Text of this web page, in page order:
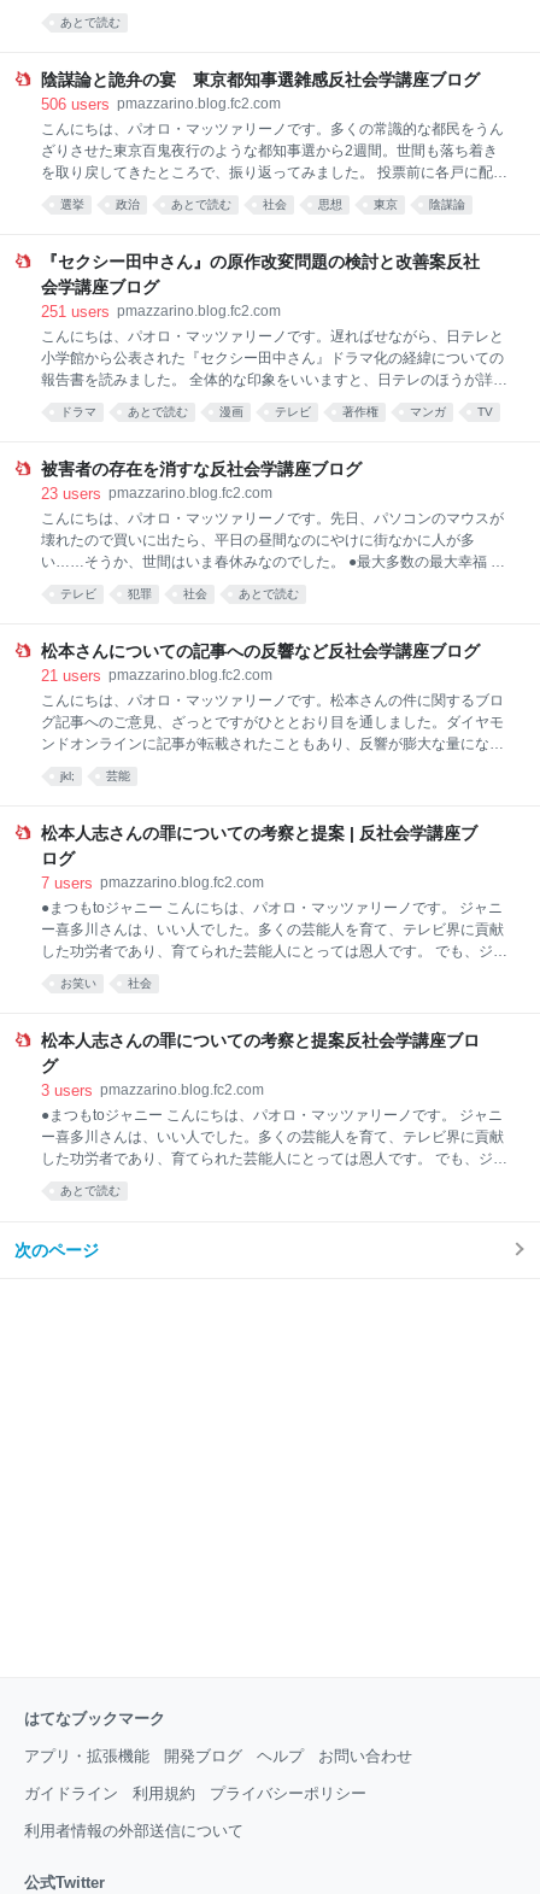
力者は罪を犯しても裁判で無罪になってしまうとか、ネットで陰謀論を
発信するヒーローだとか、トランプとその狂信者たちの暴走でディスト
もトランプ信者はこのドラマを観ても、自分たちがイジられてるって気
づかないのでしょうか？ まさか、トランプに熱狂的な声援を送るのと
同じ感覚で、極悪ヒーロー・ホームランダーを熱烈に応援してるのだろ
うかと思って調べたら、そのまさかでした。ホントにホームランダーを
ヒーロー視してる視聴者がけっこういるんです。風刺を理解できない視
ことですね。今後は「CM上の
あとで読む
陰謀論と詭弁の宴 東京都知事選雑感反社会学講座ブログ
506 users pmazzarino.blog.fc2.com
こんにちは、パオロ・マッツァリーノです。多くの常識的な都民をうん
ざりさせた東京百鬼夜行のような都知事選から2週間。世間も落ち着き
を取り戻してきたところで、振り返ってみました。 投票前に各戸に配ら
れた選挙公報は、過去最多56人の候補者の主義主張が満載されたぶ厚い
ものでした。主張の9割はイカれたたわごとなので、すべて目を通すの
思想を自由に発表できる闇の文化祭かなんかだと思ってるんでしょう
か。 知事というのは、いうなれば都道府県の雇われ経営者みたいなもの
です。県政全体に目を配り、舵取りをする能力・資質が求められるの
ん。都政とまったく関係ない個人的な主義主張を叫ばれても迷惑なだ
け。 通常であれば、公言したらクソミソにけなされるような愚論や陰謀
論を、政治的主張という大義名分を
選挙 政治 あとで読む 社会 思想 東京 陰謀論
『セクシー田中さん』の原作改変問題の検討と改善案反社
会学講座ブログ
251 users pmazzarino.blog.fc2.com
こんにちは、パオロ・マッツァリーノです。遅ればせながら、日テレと
小学館から公表された『セクシー田中さん』ドラマ化の経緯についての
報告書を読みました。 全体的な印象をいいますと、日テレのほうが詳細
ですし（総文字数だと小学館版は日テレ版の3分の2くらい）、自分たち
にとって有利なことも不利なことも併記しようとする姿勢が見られま
と担当社員に不利なことをなるべく書かないよう配慮してるような印象
を受けます。 ネット上では日テレのほうを強く批判する声が多いようで
すが、批判されることを覚悟の上で自分たちに不利になる証言も載せた
のだから、当然の反応でしょう。報告書とは本来、事実関係をあきらか
にするために作られるものだから、それでいいんです。保身のために、
ネをしなかっただけでも評価す
ドラマ あとで読む 漫画 テレビ 著作権 マンガ TV
被害者の存在を消すな反社会学講座ブログ
23 users pmazzarino.blog.fc2.com
こんにちは、パオロ・マッツァリーノです。先日、パソコンのマウスが
壊れたので買いに出たら、平日の昼間なのにやけに街なかに人が多
い……そうか、世間はいま春休みなのでした。 ●最大多数の最大幸福 1
月末にアップして反響を呼んだ記事「松本人志さんの罪についての考察
と提案」のなかで私は、大衆なんてのは薄情なものだから、1年も経た
た。 1年どころか、騒動勃発から2か月も経たぬうちに、早くもそれが現
実になってしまいました。テレビ界もお笑い界も何事もなかったかのよ
うに通常営業を続けてます。私はもともと松本さんの出演番組をほとん
ど見てなかったので、テレビが急につまらなくなったとは全然思いませ
ん。実際、松本さんが出なくなって視聴率が下がった番組はほとんどな
まったし、多くの視聴者はそれ
テレビ 犯罪 社会 あとで読む
松本さんについての記事への反響など反社会学講座ブログ
21 users pmazzarino.blog.fc2.com
こんにちは、パオロ・マッツァリーノです。松本さんの件に関するブロ
グ記事へのご意見、ざっとですがひととおり目を通しました。ダイヤモ
ンドオンラインに記事が転載されたこともあり、反響が膨大な量になっ
てしまったので読みこぼしてしまったご意見も多いと思います。私はツ
イッターを熱心にチェックしてないので。 松本さんには「信者」といわ
的なことを書けば叩かれるのは承知の上で、ブログに記事を公開したん
です。 でもフタを開けたら、私に賛意を表してくれるかたが圧倒的に多
かったので、安心したというか、意外だったというか。私と同じような
でしょう。 なお、私はツイッター上で何かに答えることはしてません。
これまでも寄せられたご意見にはときどきブログで回答してきました。
今回も反響に対する私の考え
jkl; 芸能
松本人志さんの罪についての考察と提案 | 反社会学講座ブ
ログ
7 users pmazzarino.blog.fc2.com
●まつもtoジャニー こんにちは、パオロ・マッツァリーノです。 ジャニ
ー喜多川さんは、いい人でした。多くの芸能人を育て、テレビ界に貢献
した功労者であり、育てられた芸能人にとっては恩人です。 でも、ジャ
ニーさんは犯罪者だったのです。 24時間、つねに犯罪者でいる人などい
ません。犯罪者としての顔は、個人が持つ多くの顔のうちのひとつにす
それはマジメな職業人の顔であったり、優しい父親・母親の顔だった
り、情にあつい先輩の顔だったりします。 でも、そういう「いい人」
が、犯罪者の顔も持ってたりするんです。 ジャニーズ問題から我々が学
声を封じてはならない、ということです。 いい人は犯罪をするわけがな
い。社会的地位の高い人が犯罪者であるはずがない。無名の人間が犯罪
を告発するのは売名
お笑い 社会
松本人志さんの罪についての考察と提案反社会学講座ブロ
グ
3 users pmazzarino.blog.fc2.com
●まつもtoジャニー こんにちは、パオロ・マッツァリーノです。 ジャニ
ー喜多川さんは、いい人でした。多くの芸能人を育て、テレビ界に貢献
した功労者であり、育てられた芸能人にとっては恩人です。 でも、ジャ
ニーさんは犯罪者だったのです。 24時間、つねに犯罪者でいる人などい
ません。犯罪者としての顔は、個人が持つ多くの顔のうちのひとつにす
それはマジメな職業人の顔であったり、優しい父親・母親の顔だった
あとで読む
次のページ
はてなブックマーク
アプリ・拡張機能 開発ブログ ヘルプ お問い合わせ
ガイドライン 利用規約 プライバシーポリシー
利用者情報の外部送信について
公式Twitter